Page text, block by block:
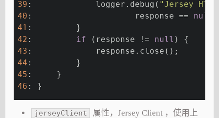
39 :             logger.debug( "Jersey
40 :                     response == null
41 :         }
42 : if (response != null ) {
43 :             response.close();
44 :         }
45 :     }
46 : }
jerseyClient
属性，Jersey Client ，使用上